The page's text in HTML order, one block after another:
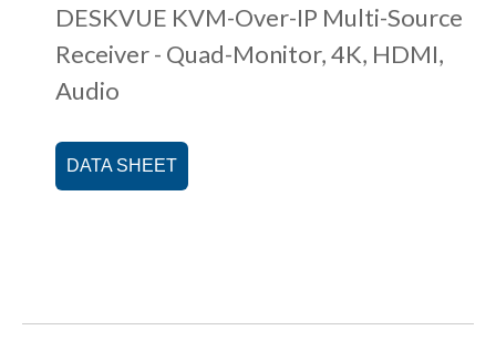
DESKVUE KVM-Over-IP Multi-Source
Receiver - Quad-Monitor, 4K, HDMI,
Audio
DATA SHEET